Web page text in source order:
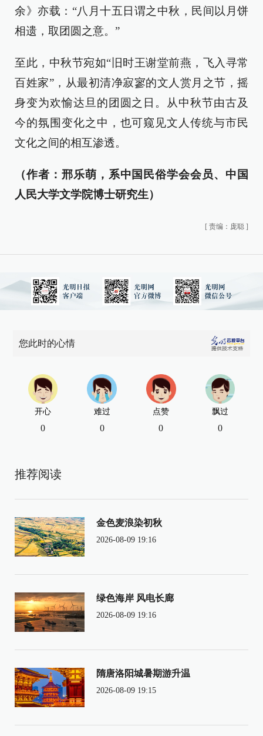
余》亦载：“八月十五日谓之中秋，民间以月饼
相遗，取团圆之意。”
至此，中秋节宛如“旧时王谢堂前燕，飞入寻常
百姓家”，从最初清净寂寥的文人赏月之节，摇
身变为欢愉达旦的团圆之日。从中秋节由古及
今的氛围变化之中，也可窥见文人传统与市民
文化之间的相互渗透。
（作者：邢乐萌，系中国民俗学会会员、中国
人民大学文学院博士研究生）
[ 责编：庞聪 ]
您此时的心情
开心
0
难过
0
点赞
0
飘过
0
推荐阅读
金色麦浪染初秋
2026-08-09 19:16
绿色海岸 风电长廊
2026-08-09 19:16
隋唐洛阳城暑期游升温
2026-08-09 19:15